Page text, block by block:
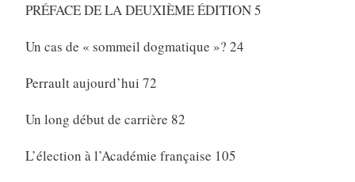
PRÉFACE DE LA DEUXIÈME ÉDITION 5
Un cas de « sommeil dogmatique »? 24
Perrault aujourd’hui 72
Un long début de carrière 82
L’élection à l’Académie française 105